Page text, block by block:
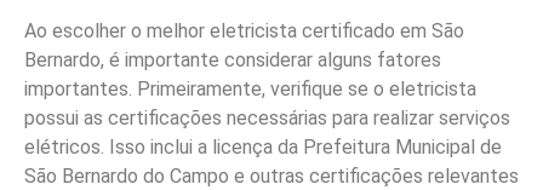
Ao escolher o melhor eletricista certificado em São
Bernardo, é importante considerar alguns fatores
importantes. Primeiramente, verifique se o eletricista
possui as certificações necessárias para realizar serviços
elétricos. Isso inclui a licença da Prefeitura Municipal de
São Bernardo do Campo e outras certificações relevantes